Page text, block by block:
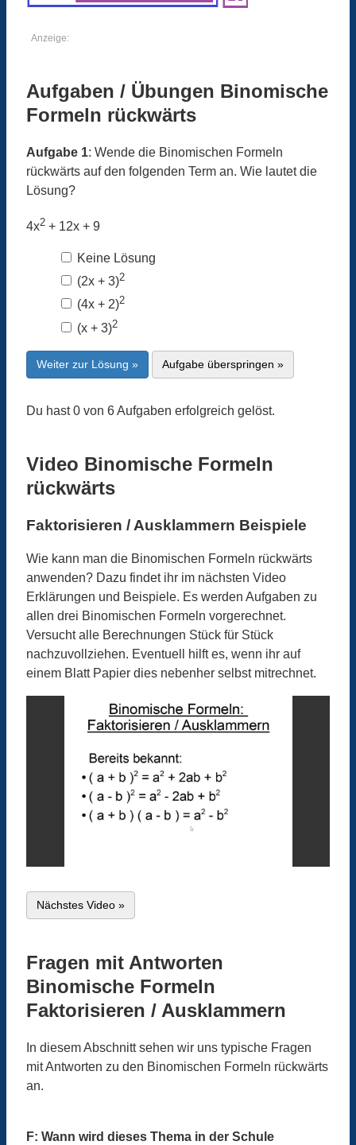
Anzeige:
Aufgaben / Übungen Binomische
Formeln rückwärts
Aufgabe 1: Wende die Binomischen Formeln
rückwärts auf den folgenden Term an. Wie lautet die
Lösung?
4x2 + 12x + 9
Keine Lösung
(2x + 3)2
(4x + 2)2
(x + 3)2
Weiter zur Lösung » Aufgabe überspringen »
Du hast 0 von 6 Aufgaben erfolgreich gelöst.
Video Binomische Formeln
rückwärts
Faktorisieren / Ausklammern Beispiele
Wie kann man die Binomischen Formeln rückwärts
anwenden? Dazu findet ihr im nächsten Video
Erklärungen und Beispiele. Es werden Aufgaben zu
allen drei Binomischen Formeln vorgerechnet.
Versucht alle Berechnungen Stück für Stück
nachzuvollziehen. Eventuell hilft es, wenn ihr auf
einem Blatt Papier dies nebenher selbst mitrechnet.
Nächstes Video »
Fragen mit Antworten
Binomische Formeln
Faktorisieren / Ausklammern
In diesem Abschnitt sehen wir uns typische Fragen
mit Antworten zu den Binomischen Formeln rückwärts
an.
F: Wann wird dieses Thema in der Schule